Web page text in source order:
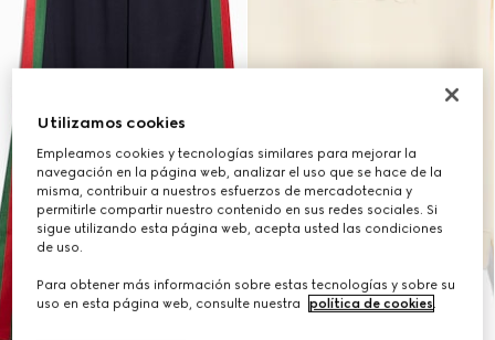
Utilizamos cookies
Empleamos cookies y tecnologías similares para mejorar la
navegación en la página web, analizar el uso que se hace de la
misma, contribuir a nuestros esfuerzos de mercadotecnia y
permitirle compartir nuestro contenido en sus redes sociales. Si
sigue utilizando esta página web, acepta usted las condiciones
de uso.
Para obtener más información sobre estas tecnologías y sobre su
uso en esta página web, consulte nuestra
política de cookies.